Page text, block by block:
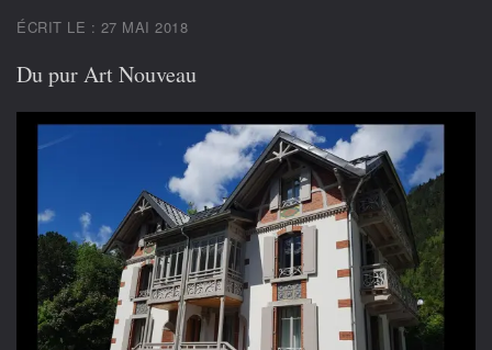
ÉCRIT LE : 27 MAI 2018
Du pur Art Nouveau